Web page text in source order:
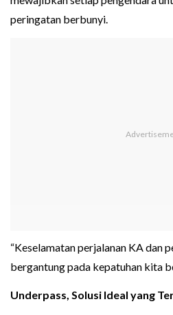
peringatan berbunyi.
“Keselamatan perjalanan KA dan
bergantung pada kepatuhan kita
Underpass, Solusi Ideal yang